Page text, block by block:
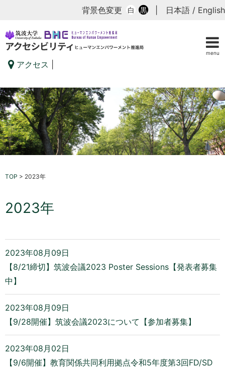
menu
背景色変更 白 黒 日本語 / English
アクセス
TOP > 2023年
2023年
2023年08月09日
【8/21締切】筑波会議2023 Poster Sessions【発表者募集
中】
2023年08月09日
【9/28開催】筑波会議2023について【参加者募集】
2023年08月02日
【9/6開催】教育関係共同利用拠点令和5年度第3回FD/SD